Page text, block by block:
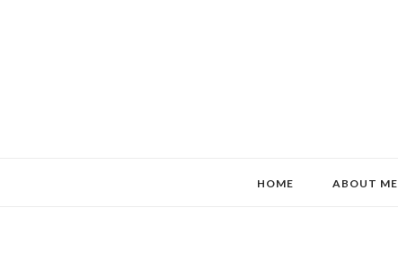
HOME ABOUT ME